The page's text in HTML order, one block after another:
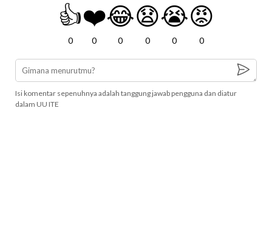
👍
0
❤️
0
😂
0
😧
0
😭
0
😡
0
Isi komentar sepenuhnya adalah tanggung jawab pengguna dan diatur
dalam UU ITE